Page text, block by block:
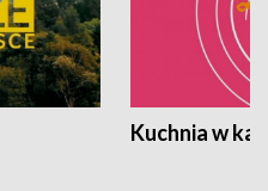
Kuchnia w